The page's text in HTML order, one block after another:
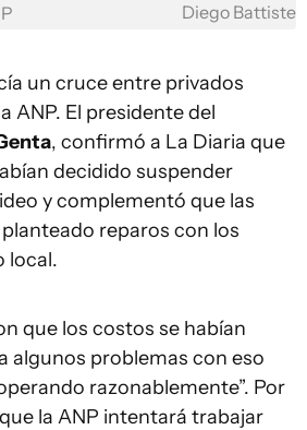
Diego Battiste
un cruce entre privados
ANP. El presidente del
, confirmó a La Diaria que
decidido suspender
y complementó que las
reparos con los
local.
que los costos se habían
algunos problemas con eso
razonablemente”. Por
la ANP intentará trabajar